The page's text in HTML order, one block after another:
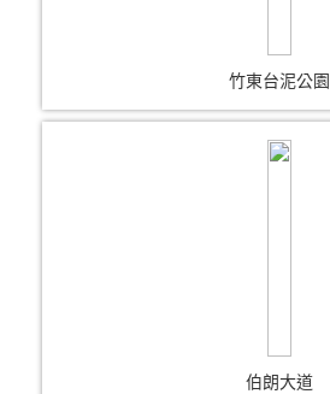
竹東台泥公園
伯朗大道